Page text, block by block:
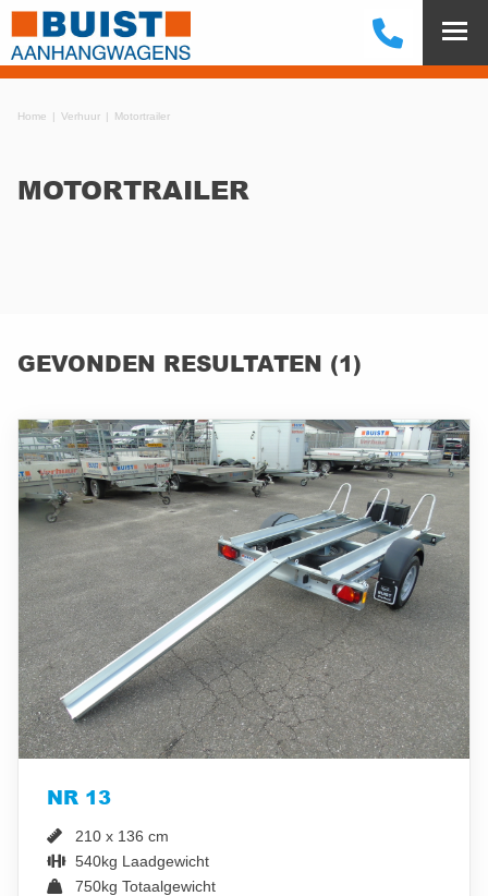
Home Verhuur Motortrailer
MOTORTRAILER
GEVONDEN RESULTATEN (1)
NR 13
210 x 136 cm
540kg Laadgewicht
750kg Totaalgewicht